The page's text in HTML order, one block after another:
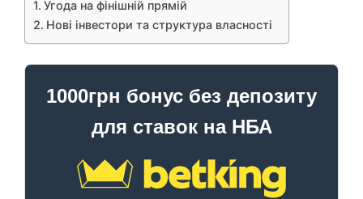
Угода на фінішній прямій
Нові інвестори та структура власності
1000грн бонус без депозиту
для ставок на НБА